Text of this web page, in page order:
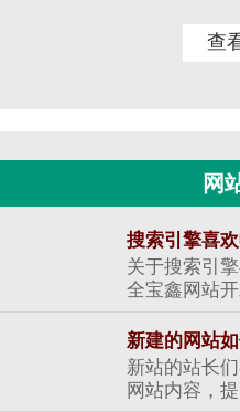
查
网
搜索引擎喜
关于搜索引
全宝鑫网站
新建的网站
新站的站长
网站内容，